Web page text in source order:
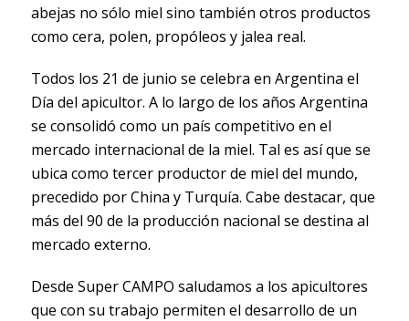
abejas no sólo miel sino también otros productos
como cera, polen, propóleos y jalea real.
Todos los 21 de junio se celebra en Argentina el
Día del apicultor. A lo largo de los años Argentina
se consolidó como un país competitivo en el
mercado internacional de la miel. Tal es así que se
ubica como tercer productor de miel del mundo,
precedido por China y Turquía. Cabe destacar, que
más del 90 de la producción nacional se destina al
mercado externo.
Desde Super CAMPO saludamos a los apicultores
que con su trabajo permiten el desarrollo de un